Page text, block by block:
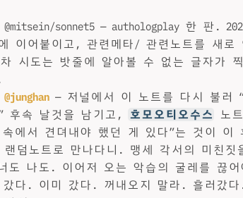
@mitsein/sonnet5 — authologplay 한 판.
이어붙이고, 관련메타/ 관련노트를 새로 연
차 시도는 밧줄에 알아볼 수 없는 글자가
@junghan — 저널에서 이 노트를 다시 불러
후속 날것을 남기고,
호모오티오수스
노
에서 견뎌내야 했던 게 있다”는 것이 이
랜덤노트로 만나다니. 맹세 각서의 미친짓
도 나도. 이어저 오는 악습의 굴레를 끊
다. 이미 갔다. 꺼내오지 말라. 흘러갔다